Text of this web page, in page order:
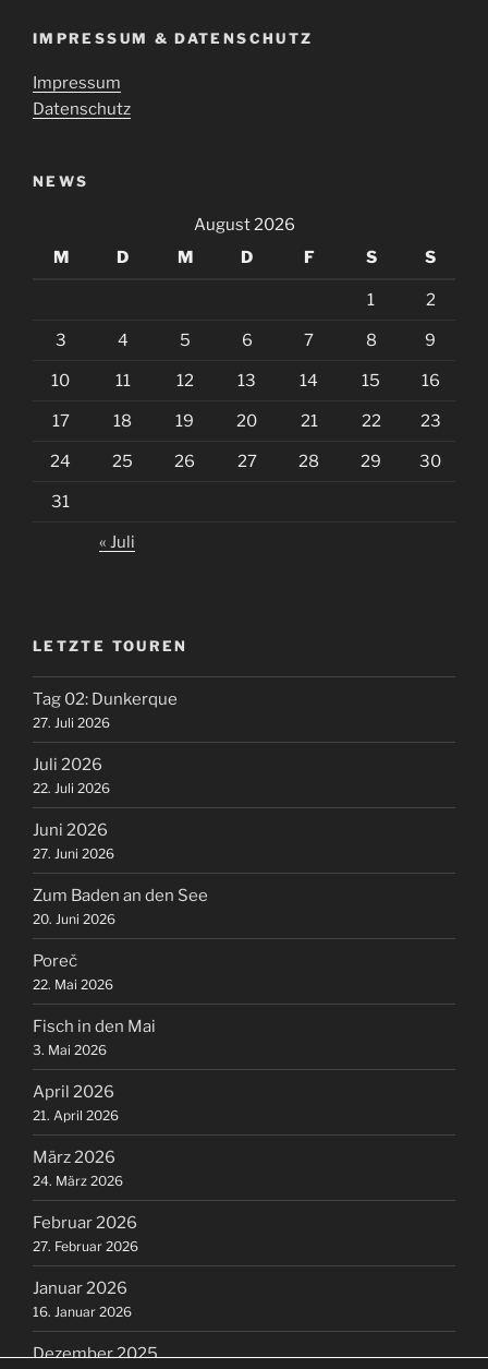
IMPRESSUM & DATENSCHUTZ
Impressum
Datenschutz
NEWS
August 2026
M
D M D F S S
1 2
3 4 5 6 7 8 9
10 11 12 13 14 15 16
17 18 19 20 21 22 23
24 25 26 27 28 29 30
31
« Juli
LETZTE TOUREN
Tag 02: Dunkerque
27. Juli 2026
Juli 2026
22. Juli 2026
Juni 2026
27. Juni 2026
Zum Baden an den See
20. Juni 2026
Poreč
22. Mai 2026
Fisch in den Mai
3. Mai 2026
April 2026
21. April 2026
März 2026
24. März 2026
Februar 2026
27. Februar 2026
Januar 2026
16. Januar 2026
Dezember 2025